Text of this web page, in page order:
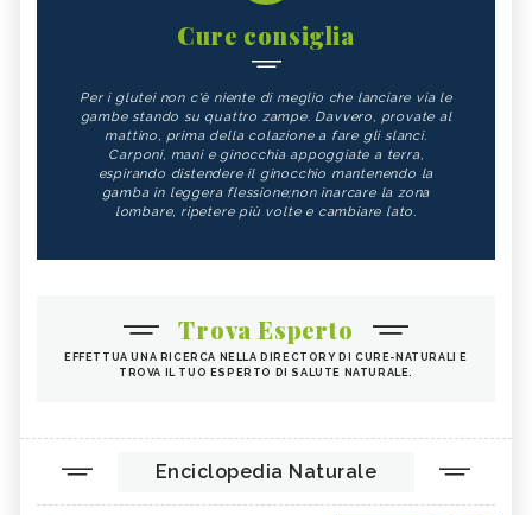
Cure consiglia
Per i glutei non c'è niente di meglio che lanciare via le
gambe stando su quattro zampe. Davvero, provate al
mattino, prima della colazione a fare gli slanci.
Carponi, mani e ginocchia appoggiate a terra,
espirando distendere il ginocchio mantenendo la
gamba in leggera flessione;non inarcare la zona
lombare, ripetere più volte e cambiare lato.
Trova Esperto
EFFETTUA UNA RICERCA NELLA DIRECTORY DI CURE-NATURALI E
TROVA IL TUO ESPERTO DI SALUTE NATURALE.
Enciclopedia Naturale